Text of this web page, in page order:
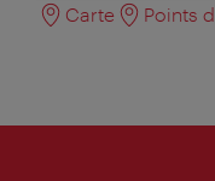
Carte
Points